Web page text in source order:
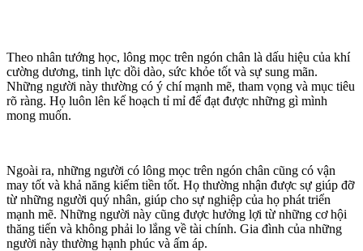
Theo nhân tướng học, lông mọc trên ngón chân là dấu hiệu của khí
cường dương, tinh lực dồi dào, sức khỏe tốt và sự sung mãn.
Những người này thường có ý chí mạnh mẽ, tham vọng và mục tiêu
rõ ràng. Họ luôn lên kế hoạch tỉ mỉ để đạt được những gì mình
mong muốn.
Ngoài ra, những người có lông mọc trên ngón chân cũng có vận
may tốt và khả năng kiếm tiền tốt. Họ thường nhận được sự giúp đỡ
từ những người quý nhân, giúp cho sự nghiệp của họ phát triển
mạnh mẽ. Những người này cũng được hưởng lợi từ những cơ hội
thăng tiến và không phải lo lắng về tài chính. Gia đình của những
người này thường hạnh phúc và ấm áp.